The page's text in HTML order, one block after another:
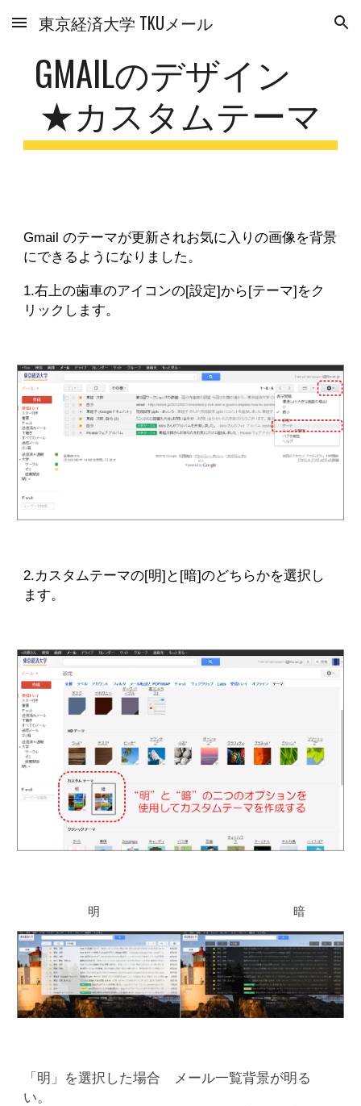
Skip to main content Skip to navigation
東京経済大学 TKUメール
GMAILのデザイン
★カスタムテーマ
Gmail のテーマが更新されお気に入りの画像を背景
にできるようになりました。
1.右上の歯車のアイコンの[設定]から[テーマ]をク
リックします。
2.カスタムテーマの[明]と[暗]のどちらかを選択し
ます。
明 暗
「明」を選択した場合 メール一覧背景が明る
い。